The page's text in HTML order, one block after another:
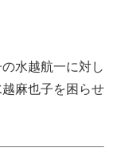
水越航一に対し
麻也子を困らせ